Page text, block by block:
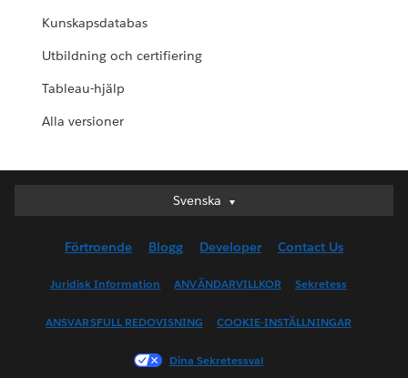
Kunskapsdatabas
Utbildning och certifiering
Tableau-hjälp
Alla versioner
Svenska
Svenska
English (UK)
English (US)
Français (Canada)
Français (France)
Förtroende Blogg Developer Contact Us
Juridisk Information ANVÄNDARVILLKOR Sekretess
ANSVARSFULL REDOVISNING COOKIE-INSTÄLLNINGAR
Dina Sekretessval